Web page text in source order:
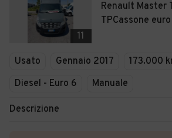
11
Renault Master
TPCassone
Usato Gennaio 2017
173.000
Diesel - Euro 6
Manuale
Descrizione